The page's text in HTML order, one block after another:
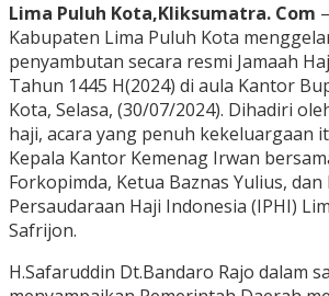
Lima Puluh Kota,Kliksumatra. Com
Kabupaten Lima Puluh Kota
penyambutan secara resmi Jamaah
Tahun 1445 H(2024) di aula Kantor
Kota, Selasa, (30/07/2024). Dihadiri
haji, acara yang penuh kekeluargaan
Kepala Kantor Kemenag Irwan
Forkopimda, Ketua Baznas Yulius,
Persaudaraan Haji Indonesia (IPHI)
Safrijon.
H.Safaruddin Dt.Bandaro Rajo dalam